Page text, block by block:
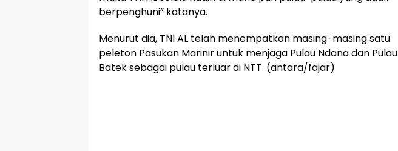
berpenghuni” katanya.
Menurut dia, TNI AL telah menempatkan masing-masing satu
peleton Pasukan Marinir untuk menjaga Pulau Ndana dan Pulau
Batek sebagai pulau terluar di NTT. (antara/fajar)